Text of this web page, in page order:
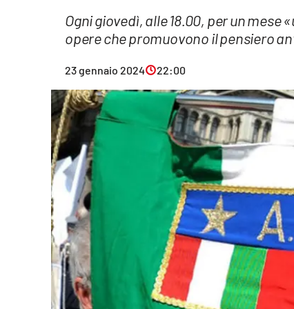
Streaming
Ogni giovedì, alle 18.00, per un
opere che promuovono il pensiero
23 gennaio 2024 22:00